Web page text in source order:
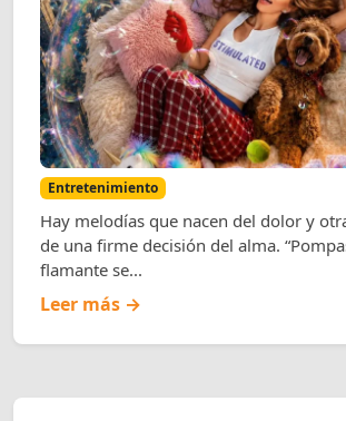
Entretenimiento
Hay melodías que nacen del dolor y
de una firme decisión del alma.
flamante se...
Leer más →